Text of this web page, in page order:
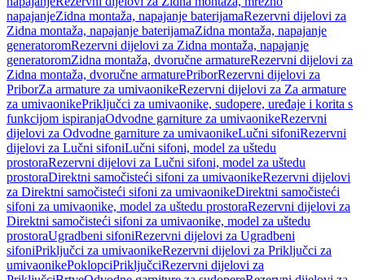
napajanjeZidna montaža, napajanje baterijamaRezervni dijelovi za
Zidna montaža, napajanje baterijamaZidna montaža, napajanje
generatoromRezervni dijelovi za Zidna montaža, napajanje
generatoromZidna montaža, dvoručne armatureRezervni dijelovi za
Zidna montaža, dvoručne armaturePriborRezervni dijelovi za
PriborZa armature za umivaonikeRezervni dijelovi za Za armature
za umivaonikePriključci za umivaonike, sudopere, uređaje i korita s
funkcijom ispiranjaOdvodne garniture za umivaonikeRezervni
dijelovi za Odvodne garniture za umivaonikeLučni sifoniRezervni
dijelovi za Lučni sifoniLučni sifoni, model za uštedu
prostoraRezervni dijelovi za Lučni sifoni, model za uštedu
prostoraDirektni samočisteći sifoni za umivaonikeRezervni dijelovi
za Direktni samočisteći sifoni za umivaonikeDirektni samočisteći
sifoni za umivaonike, model za uštedu prostoraRezervni dijelovi za
Direktni samočisteći sifoni za umivaonike, model za uštedu
prostoraUgradbeni sifoniRezervni dijelovi za Ugradbeni
sifoniPriključci za umivaonikeRezervni dijelovi za Priključci za
umivaonikePoklopciPriključciRezervni dijelovi za